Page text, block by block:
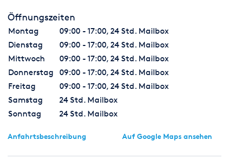
Öffnungszeiten
Montag
09:00 - 17:00, 24 Std. Mailbox
Dienstag
09:00 - 17:00, 24 Std. Mailbox
Mittwoch
09:00 - 17:00, 24 Std. Mailbox
Donnerstag
09:00 - 17:00, 24 Std. Mailbox
Freitag
09:00 - 17:00, 24 Std. Mailbox
Samstag
24 Std. Mailbox
Sonntag
24 Std. Mailbox
Anfahrtsbeschreibung Auf Google Maps ansehen